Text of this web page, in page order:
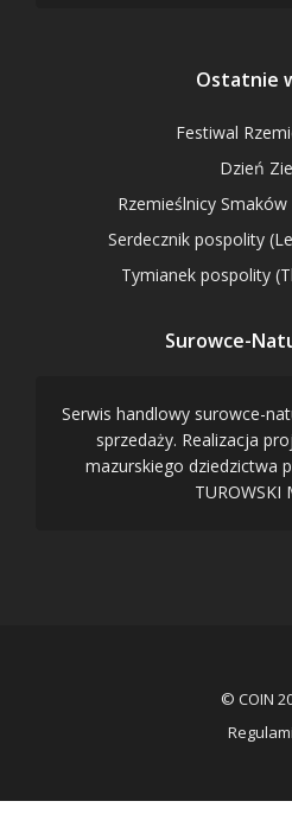
Ostatnie
Festiwal
Dzień
Rzemieślnicy
Serdecznik pospolity
Tymianek pospolity
Surowce-
Serwis handlowy surowce-
sprzedaży. Realizacja
mazurskiego dziedzictwa
TUROWSKI
© COIN